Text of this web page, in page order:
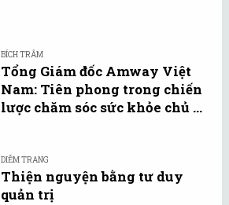
BÍCH TRÂM
Tổng Giám đốc Amway Việt
Nam: Tiên phong trong chiến
lược chăm sóc sức khỏe chủ ...
DIỄM TRANG
Thiện nguyện bằng tư duy
quản trị